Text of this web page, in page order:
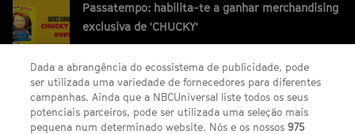
Passatempo: habilita-te a ganhar merchandising
exclusiva de 'CHUCKY'
Dada a abrangência do ecossistema de publicidade, pode
ser utilizada uma variedade de fornecedores para diferentes
campanhas. Ainda que a NBCUniversal liste todos os seus
potenciais parceiros, pode ser utilizada uma seleção mais
pequena num determinado website. Nós e os nossos975